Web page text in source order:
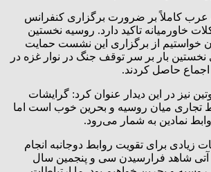
کاملاً بر ضرورت برگزاری کنفرانس
تاکید دارد. روسیه نخستین
خواستیم از برگزاری این نشست حمایت
نخستین بار بر سر توقف جنگ در نوار غزه در
حاصل کردند.
نیز در این دیدار عنوان کرد: گرایشات
تجاری میان روسیه و بحرین خوب است اما
نمادین به شمار می‌رود.
زیادی برای تقویت روابط دوجانبه انجام
شاهد فرارسیدن سی و پنجمین سال